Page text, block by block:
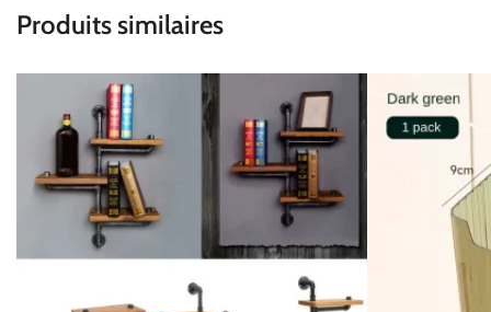
Produits similaires